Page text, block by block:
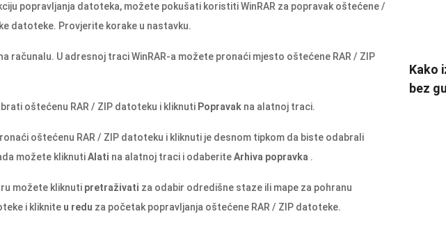
popravljanja datoteka, možete pokušati koristiti WinRAR za popravak oštećene /
datoteke. Provjerite korake u nastavku.
računalu. U adresnoj traci WinRAR-a možete pronaći mjesto oštećene RAR / ZIP
oštećenu RAR / ZIP datoteku i kliknuti Popravak na alatnoj traci.
oštećenu RAR / ZIP datoteku i kliknuti je desnom tipkom da biste odabrali
možete kliknutiAlati na alatnoj traci i odaberiteArhiva popravka .
možete kliknuti pretraživati za odabir odredišne ​​staze ili mape za pohranu
i kliknite u redu za početak popravljanja oštećene RAR / ZIP datoteke.
Kako
bez